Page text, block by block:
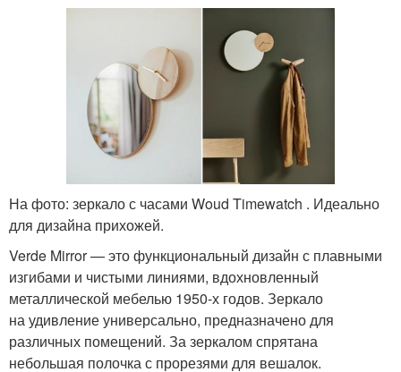
На фото: зеркало с часами Woud Timewatch . Идеально
для дизайна прихожей.
Verde Mirror — это функциональный дизайн с плавными
изгибами и чистыми линиями, вдохновленный
металлической мебелью 1950-х годов. Зеркало
на удивление универсально, предназначено для
различных помещений. За зеркалом спрятана
небольшая полочка с прорезями для вешалок.